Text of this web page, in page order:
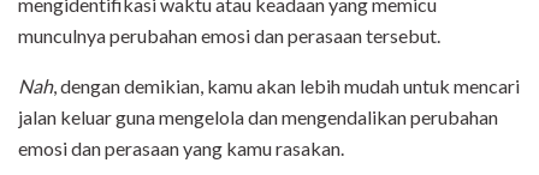
munculnya perubahan emosi dan perasaan tersebut.
Nah, dengan demikian, kamu akan lebih mudah untuk mencari
jalan keluar guna mengelola dan mengendalikan perubahan
emosi dan perasaan yang kamu rasakan.